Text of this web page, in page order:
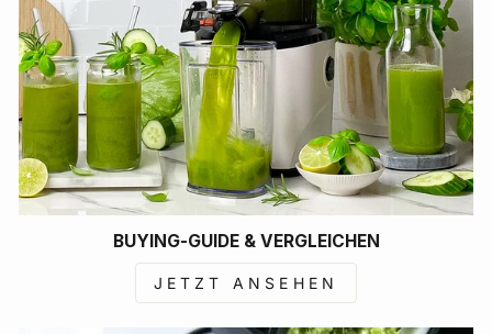
BUYING-GUIDE & VERGLEICHEN
JETZT ANSEHEN